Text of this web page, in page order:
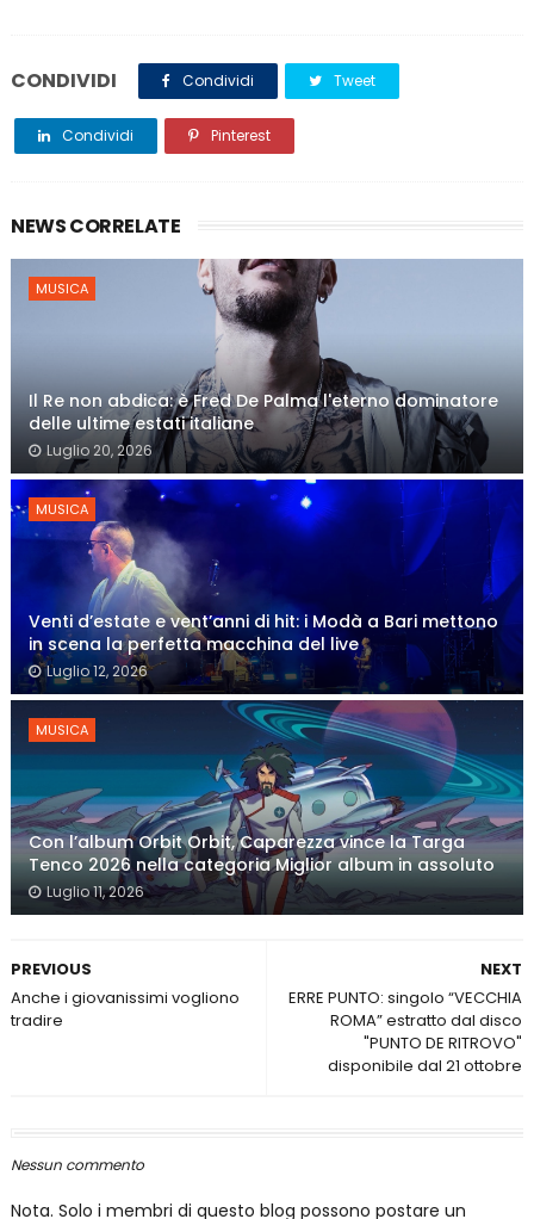
CONDIVIDI Condividi Tweet
Condividi Pinterest
NEWS CORRELATE
MUSICA
Il Re non abdica: è Fred De Palma l'eterno dominatore
delle ultime estati italiane
Luglio 20, 2026
MUSICA
Venti d’estate e vent’anni di hit: i Modà a Bari mettono
in scena la perfetta macchina del live
Luglio 12, 2026
MUSICA
Con l’album Orbit Orbit, Caparezza vince la Targa
Tenco 2026 nella categoria Miglior album in assoluto
Luglio 11, 2026
NEXT
ERRE PUNTO: singolo “VECCHIA
ROMA” estratto dal disco
"PUNTO DE RITROVO"
disponibile dal 21 ottobre
PREVIOUS
Anche i giovanissimi vogliono
tradire
Nessun commento
Nota. Solo i membri di questo blog possono postare un